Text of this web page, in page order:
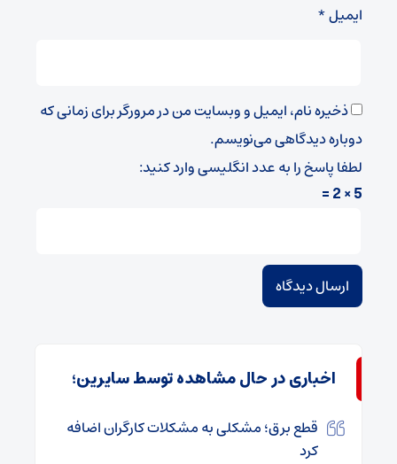
ایمیل*
ذخیره نام، ایمیل و وبسایت من در مرورگر برای زمانی که
دوباره دیدگاهی می‌نویسم.
لطفا پاسخ را به عدد انگلیسی وارد کنید:
5 × 2 =
اخباری در حال مشاهده توسط سایرین؛
قطع برق؛ مشکلی به مشکلات کارگران اضافه
کرد